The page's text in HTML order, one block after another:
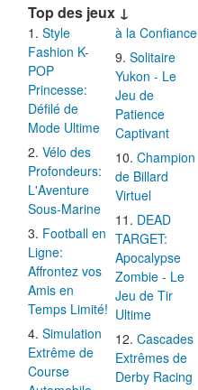
Top des jeux ↓
Style
Fashion K-
POP
Princesse:
Défilé de
Mode Ultime
Vélo des
Profondeurs:
L'Aventure
Sous-Marine
Football en
Ligne:
Affrontez vos
Amis en
Temps Limité!
Simulation
Extrême de
Course
à la Confiance
Solitaire
Yukon - Le
Jeu de
Patience
Captivant
Champion
de Billard
Virtuel
DEAD
TARGET:
Apocalypse
Zombie - Le
Jeu de Tir
Ultime
Cascades
Extrêmes de
Derby Racing